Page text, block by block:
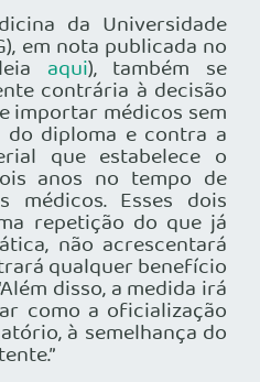
da Universidade
em nota publicada no
aqui), também se
contrária à decisão
importar médicos sem
do diploma e contra a
que estabelece o
anos no tempo de
médicos. Esses dois
repetição do que já
não acrescentará
qualquer benefício
disso, a medida irá
como a oficialização
à semelhança do